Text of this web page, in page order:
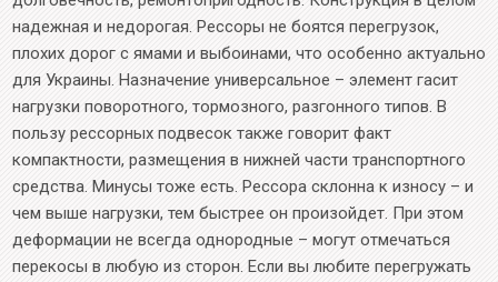
надежная и недорогая. Рессоры не боятся перегрузок,
плохих дорог с ямами и выбоинами, что особенно актуально
для Украины. Назначение универсальное – элемент гасит
нагрузки поворотного, тормозного, разгонного типов. В
пользу рессорных подвесок также говорит факт
компактности, размещения в нижней части транспортного
средства. Минусы тоже есть. Рессора склонна к износу – и
чем выше нагрузки, тем быстрее он произойдет. При этом
деформации не всегда однородные – могут отмечаться
перекосы в любую из сторон. Если вы любите перегружать